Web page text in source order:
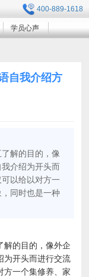
400-889-1618
学员心声
自我介绍方
解的目的，像
介绍为开头而
以给以对方一
同时也是一种
解的目的，像外企
为开头而进行交流
方一个集修养、家